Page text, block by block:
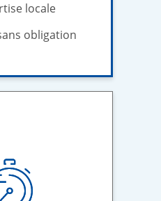
locale
obligation